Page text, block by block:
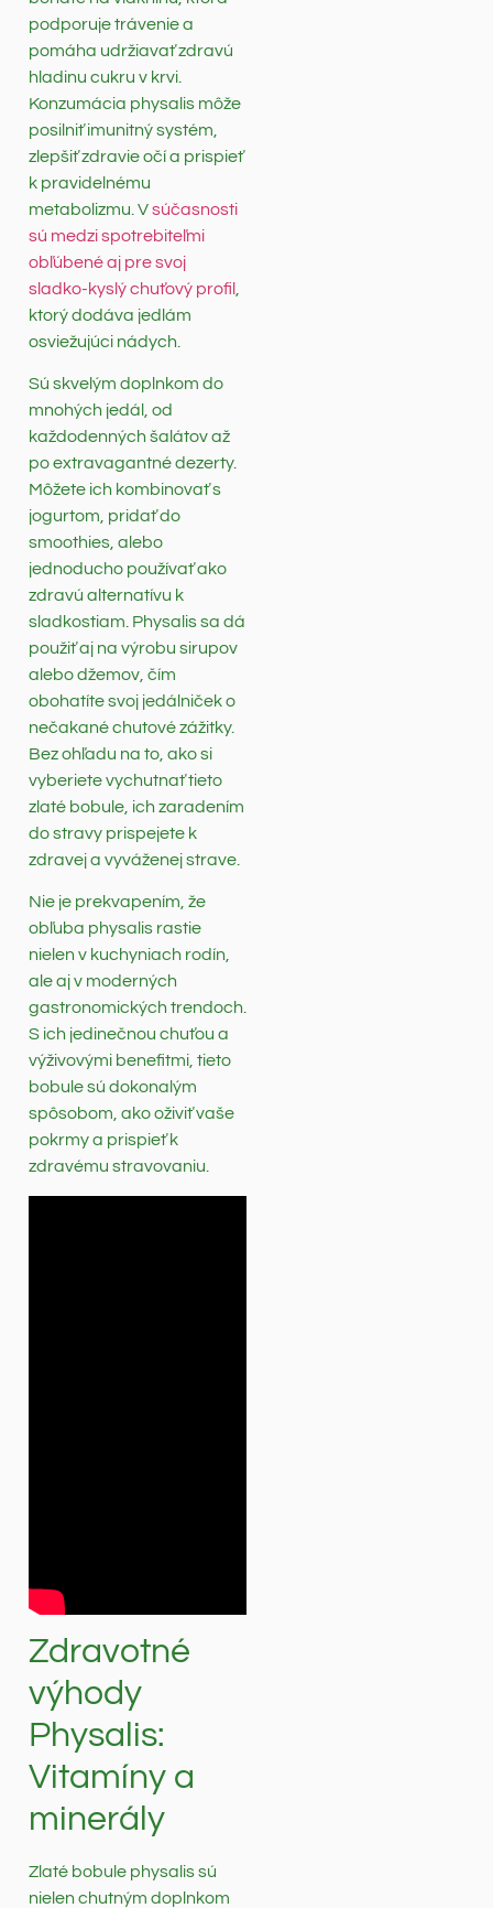
podporuje trávenie a
pomáha udržiavať zdravú
hladinu cukru v krvi.
Konzumácia physalis môže
posilniť imunitný systém,
zlepšiť zdravie očí a prispieť
k pravidelnému
metabolizmu. Vsúčasnosti
sú medzi spotrebiteľmi
obľúbené aj pre svoj
sladko-kyslý chuťový profil
ktorý dodáva jedlám
osviežujúci nádych.
Sú skvelým doplnkom do
mnohých jedál, od
každodenných šalátov až
po extravagantné dezerty.
Môžete ich kombinovať s
jogurtom, pridať do
smoothies, alebo
jednoducho používať ako
zdravú alternatívu k
sladkostiam. Physalis sa dá
použiť aj na výrobu sirupov
alebo džemov, čím
obohatíte svoj jedálniček o
nečakané chutové zážitky.
Bez ohľadu na to, ako si
vyberiete vychutnať tieto
zlaté bobule, ich zaradením
do stravy prispejete k
zdravej a vyváženej strave.
Nie je prekvapením, že
obľuba physalis rastie
nielen v kuchyniach rodín,
ale aj v moderných
gastronomických trendoch.
S ich jedinečnou chuťou a
výživovými benefitmi, tieto
bobule sú dokonalým
spôsobom, ako oživiť vaše
pokrmy a prispieť k
zdravému stravovaniu.
Zdravotné
výhody
Physalis:
Vitamíny a
minerály
Zlaté bobule physalis sú
nielen chutným doplnkom